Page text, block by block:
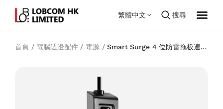
繁體中文 搜尋
首頁/ 電腦週邊配件/ 電源/Smart Surge 4 位防雷拖板連兩